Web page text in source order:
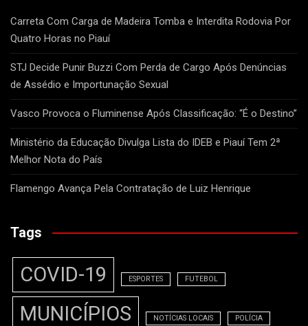
Carreta Com Carga de Madeira Tomba e Interdita Rodovia Por
Quatro Horas no Piauí
STJ Decide Punir Buzzi Com Perda de Cargo Após Denúncias
de Assédio e Importunação Sexual
Vasco Provoca o Fluminense Após Classificação: “É o Destino”
Ministério da Educação Divulga Lista do IDEB e Piauí Tem 2ª
Melhor Nota do País
Flamengo Avança Pela Contratação de Luiz Henrique
Tags
COVID-19 ESPORTES FUTEBOL
MUNICÍPIOS NOTÍCIAS LOCAIS POLÍCIA